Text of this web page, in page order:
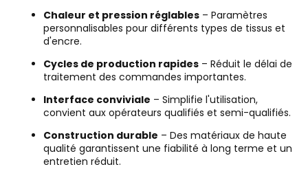
Chaleur et pression réglables– Paramètres
personnalisables pour différents types de tissus et
d'encre.
Cycles de production rapides– Réduit le délai de
traitement des commandes importantes.
Interface conviviale – Simplifie l'utilisation,
convient aux opérateurs qualifiés et semi-qualifiés.
Construction durable – Des matériaux de haute
qualité garantissent une fiabilité à long terme et un
entretien réduit.